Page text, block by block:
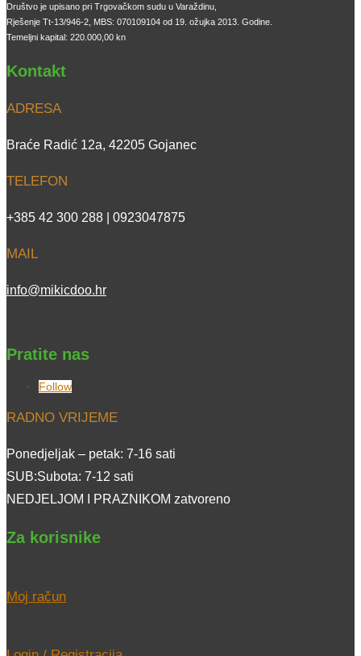
Društvo je upisano pri Trgovačkom sudu u Varaždinu,
Rješenje Tt-13/946-2, MBS: 070109104 od 19. ožujka 2013. Godine.
Temeljni kapital: 220.000,00 kn
Kontakt
ADRESA
Braće Radić 12a, 42205 Gojanec
TELEFON
+385 42 300 288 | 0923047875
MAIL
info@mikicdoo.hr
Pratite nas
Follow
RADNO VRIJEME
Ponedjeljak – petak: 7-16 sati
SUB:Subota: 7-12 sati
NEDJELJOM I PRAZNIKOM zatvoreno
Za korisnike
Moj račun